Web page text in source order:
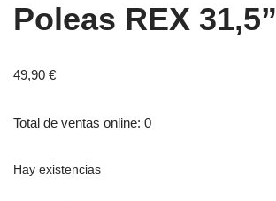
Poleas REX 31,5”
49,90 €
Total de ventas online: 0
Hay existencias